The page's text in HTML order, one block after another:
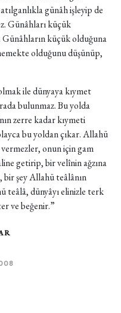
günâh işleyip de
Günâhları küçük
küçük olduğuna
olduğunu düşünüp,
ile dünyaya kıymet
bulunmaz. Bu yolda
zerre kadar kıymeti
bu yoldan çıkar. Allahü
onun için gam
getirip, bir velînin ağzına
şey Allahü teâlânın
teâlâ, dünyâyı elinizle terk
ve beğenir.”